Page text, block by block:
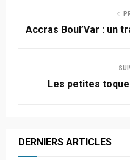
Accras Boul’Var : un
Les petites
DERNIERS ARTICLES